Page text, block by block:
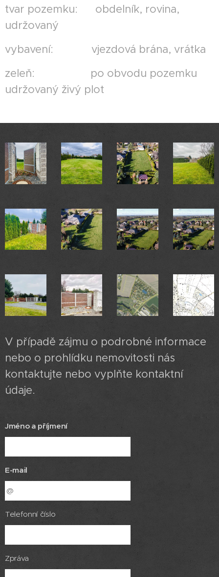
tvar pozemku: obdelník, rovina,
udržovaný
vybavení: vjezdová brána, vrátka
zeleň: po obvodu pozemku
udržovaný živý plot
V případě zájmu o podrobné informace
nebo o prohlídku nemovitosti nás
kontaktujte nebo vyplňte kontaktní
údaje.
Jméno a příjmení
E-mail
Telefonní číslo
Zpráva